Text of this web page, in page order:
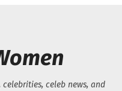
celeb news, and